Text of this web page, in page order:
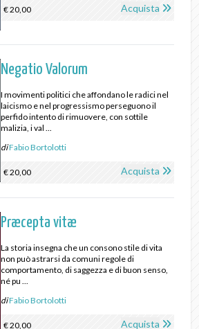
€ 20,00 Acquista
Negatio Valorum
I movimenti politici che affondano le radici nel
laicismo e nel progressismo perseguono il
perfido intento di rimuovere, con sottile
malizia, i val ...
diFabio Bortolotti
€ 20,00 Acquista
Præcepta vitæ
La storia insegna che un consono stile di vita
non può astrarsi da comuni regole di
comportamento, di saggezza e di buon senso,
né pu ...
diFabio Bortolotti
€ 20,00 Acquista